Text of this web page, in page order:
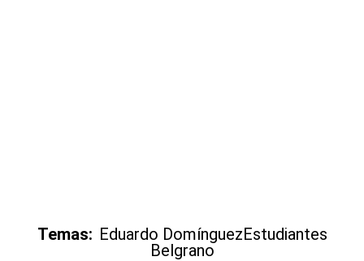
Temas: Eduardo DomínguezEstudiantes
Belgrano